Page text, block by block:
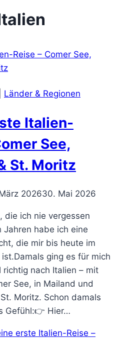
Länder & Regionen
Italien-
See,
St. Moritz
202630. Mai 2026
ich nie vergessen
Jahren habe ich eine
die mir bis heute im
ging es für mich
richtig nach Italien – mit
See, in Mailand und
Moritz. Schon damals
Gefühl:👉 Hier…
erste Italien-Reise –